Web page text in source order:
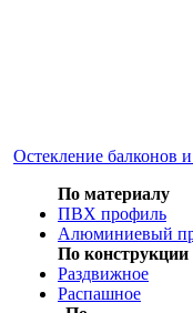
Остекление балконов
По материалу
ПВХ профиль
Алюминиевый
По конструкции
Раздвижное
Распашное